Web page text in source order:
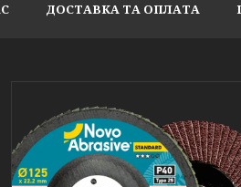
ДОСТАВКА ТА ОПЛАТА